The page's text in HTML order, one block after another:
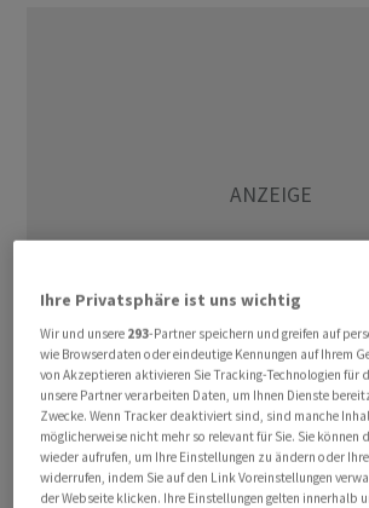
Das Aknemittel Winlevi sei seit 1. Juni
über den Partner InfectoPharm
PharmaunternehmenCosmoam
Ihre Privatsphäre ist uns wichtig
Wir und unsere 293-Partner speichern und greifen auf
wie Browserdaten oder eindeutige Kennungen auf Ihrem
von Akzeptieren aktivieren Sie Tracking-Technologien für
unsere Partner verarbeiten Daten, um Ihnen Dienste
Zwecke. Wenn Tracker deaktiviert sind, sind manche
möglicherweise nicht mehr so relevant für Sie. Sie können
wieder aufrufen, um Ihre Einstellungen zu ändern oder
widerrufen, indem Sie auf den Link Voreinstellungen
der Webseite klicken. Ihre Einstellungen gelten innerhalb